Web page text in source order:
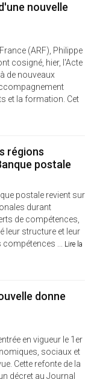
nouvelle
(ARF), Philippe
cosigné, hier, l'Acte
de nouveaux
et la formation. Cet
régions
postale
postale revient sur
durant
de compétences,
leur structure et leur
compétences ... Lire la
donne
en vigueur le 1er
sociaux et
Cette refonte de la
décret au Journal